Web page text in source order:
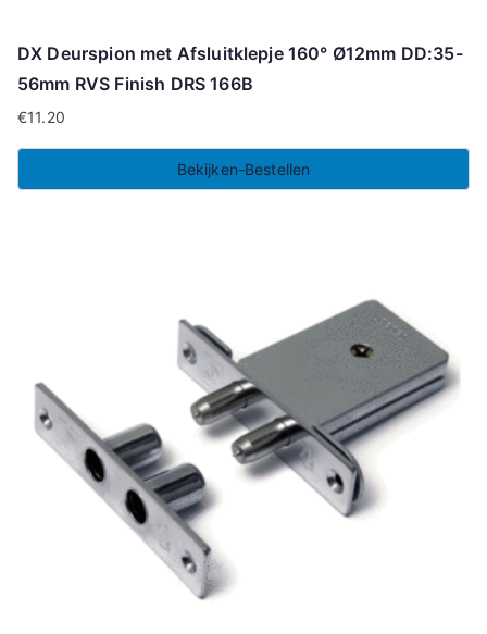
DX Deurspion met Afsluitklepje 160° Ø12mm DD:35-
56mm RVS Finish DRS 166B
€11.20
Bekijken-Bestellen